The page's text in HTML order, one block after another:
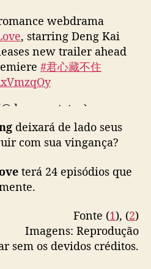
e
s
t
á
n
v
o
r
d
a
webdrama
, starring Deng Kai
new trailer ahead
#君心藏不住
deixará de lado seus
com sua vingança?
terá 24 episódios que
Fonte (1), (2)
Imagens: Reprodução
sem os devidos créditos.